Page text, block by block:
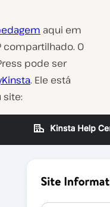
aqui em
O
pode ser
. Ele está
site: